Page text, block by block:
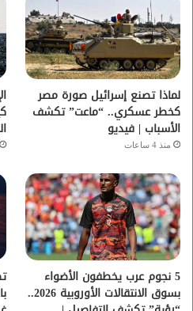
و
ك
ر
لماذا تصنع إسرائيل صورة مصر
كخطر عسكري.. “ماعت” تكشف
الأسباب | فيديو
منذ 4 ساعات
5 نجوم عرب يخطفون الأضواء
بسوق الانتقالات الأوروبية 2026..